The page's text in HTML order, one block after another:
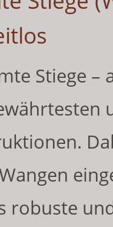
Stiege –
robuste